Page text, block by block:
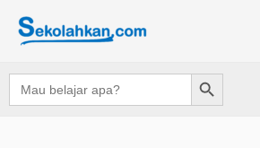
Search
for:
Search Button